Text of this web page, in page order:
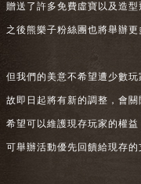
贈送了許多免費虛寶以及造
之後熊樂子粉絲團也將舉辦
但我們的美意不希望遭少數
故即日起將有新的調整，會
希望可以維護現存玩家的權
可舉辦活動優先回饋給現存的